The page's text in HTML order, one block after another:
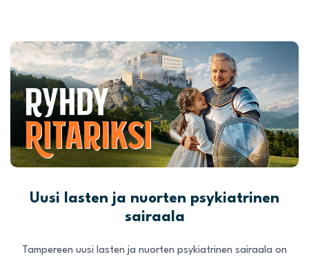
Uusi lasten ja nuorten psykiatrinen
sairaala
Tampereen uusi lasten ja nuorten psykiatrinen sairaala on